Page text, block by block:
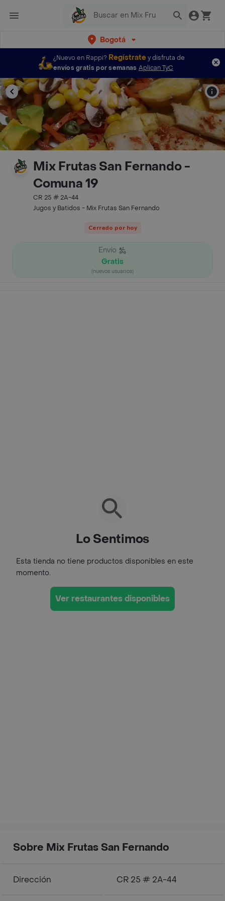
Bogotá
¿Nuevo en Rappi? Regístratey disfruta de
envíos gratis por semanas Aplican TyC
Mix Frutas San Fernando -
Comuna 19
CR 25 # 2A-44
Jugos y Batidos - Mix Frutas San Fernando
Cerrado por hoy
Envío
Gratis
(nuevos usuarios)
Lo Sentimos
Esta tienda no tiene productos disponibles en este
momento.
Ver restaurantes disponibles
Sobre Mix Frutas San Fernando
Dirección CR 25 # 2A-44